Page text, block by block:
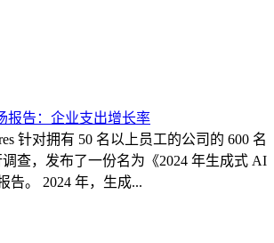
报告：企业支出增长率
针对拥有 50 名以上员工的公司的 600 名
查，发布了一份名为《2024 年生成式 AI
告。 2024 年，生成...